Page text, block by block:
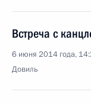
Встреча с
6 июня 2014 года,
Довиль